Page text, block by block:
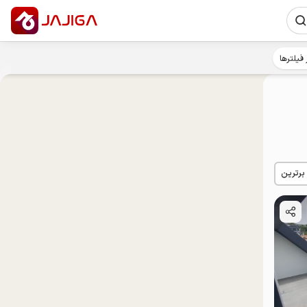
برترین
فیلترها